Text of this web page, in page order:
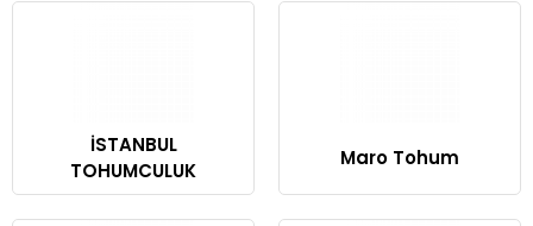
İSTANBUL
TOHUMCULUK
Maro Tohum